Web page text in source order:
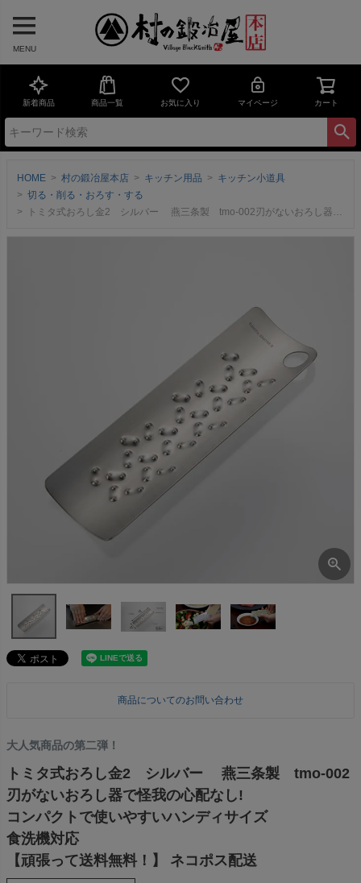
MENU
新着商品 商品一覧 お気に入り マイページ カート
HOME 村の鍛冶屋本店 キッチン用品
キッチン小道具
切る・削る・おろす・する
トミタ式おろし金2 シルバー 燕三条製 tmo-002刃がないおろし器で怪我の心配なし!コンパクトで使いやすいハンディサイズ食洗機対応【頑張って送料無料！】 ネコポス配送
商品についてのお問い合わせ
大人気商品の第二弾！
トミタ式おろし金2 シルバー 燕三条製 tmo-002
刃がないおろし器で怪我の心配なし!
コンパクトで使いやすいハンディサイズ
食洗機対応
【頑張って送料無料！】 ネコポス配送